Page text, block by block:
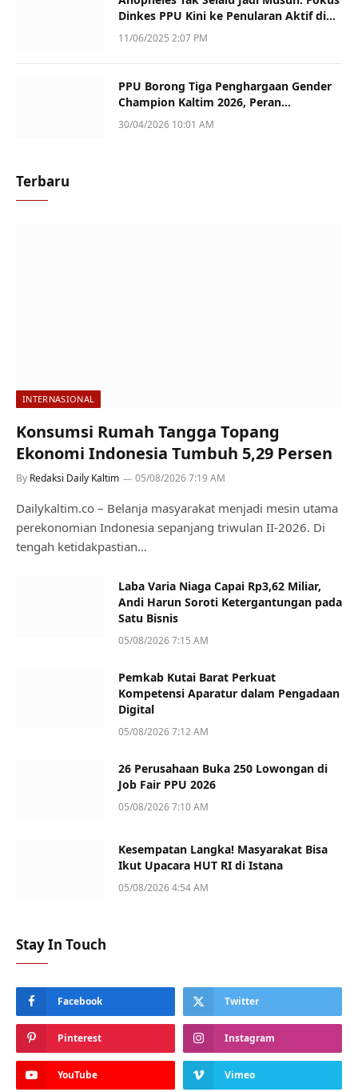
Dinkes PPU Kini ke Penularan Aktif di
Sotek
11/06/2025 2:07 PM
PPU Borong Tiga Penghargaan Gender
Champion Kaltim 2026, Peran
Perempuan Jadi Sorotan
30/04/2026 10:01 AM
Terbaru
INTERNASIONAL
Konsumsi Rumah Tangga Topang
Ekonomi Indonesia Tumbuh 5,29 Persen
By Redaksi Daily Kaltim 05/08/2026 7:19 AM
Dailykaltim.co – Belanja masyarakat menjadi mesin utama
perekonomian Indonesia sepanjang triwulan II-2026. Di
tengah ketidakpastian…
Laba Varia Niaga Capai Rp3,62 Miliar,
Andi Harun Soroti Ketergantungan pada
Satu Bisnis
05/08/2026 7:15 AM
Pemkab Kutai Barat Perkuat
Kompetensi Aparatur dalam Pengadaan
Digital
05/08/2026 7:12 AM
26 Perusahaan Buka 250 Lowongan di
Job Fair PPU 2026
05/08/2026 7:10 AM
Kesempatan Langka! Masyarakat Bisa
Ikut Upacara HUT RI di Istana
05/08/2026 4:54 AM
Stay In Touch
Facebook Twitter
Pinterest Instagram
YouTube Vimeo